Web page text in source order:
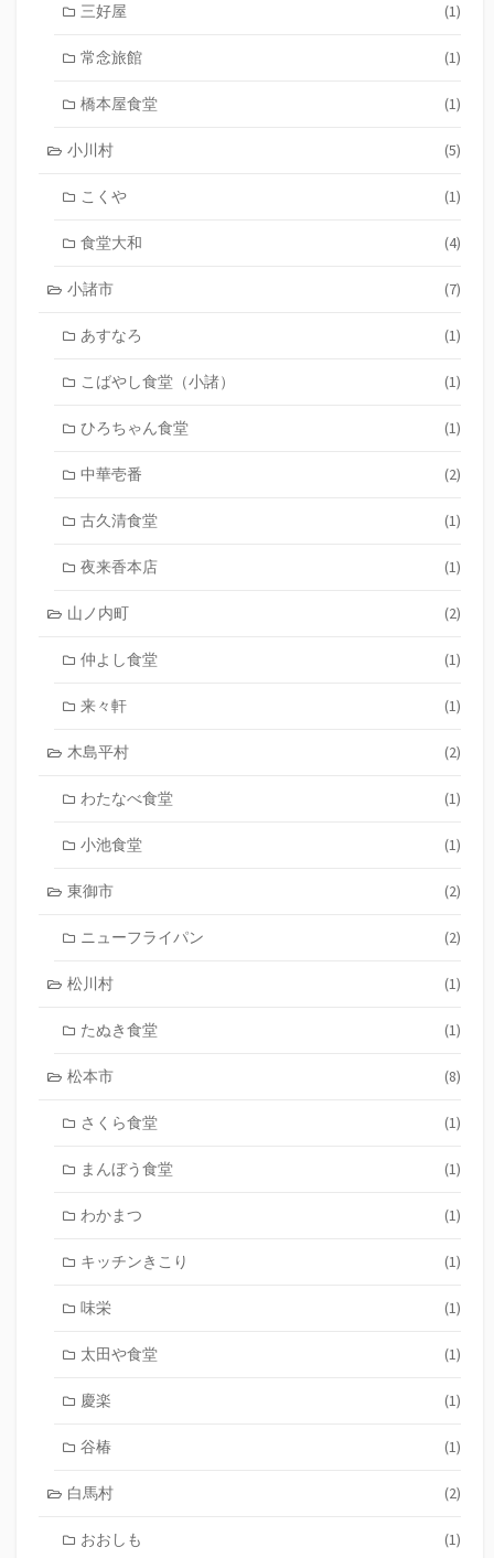
三好屋 (1)
常念旅館 (1)
橋本屋食堂 (1)
小川村 (5)
こくや (1)
食堂大和 (4)
小諸市 (7)
あすなろ (1)
こばやし食堂（小諸） (1)
ひろちゃん食堂 (1)
中華壱番 (2)
古久清食堂 (1)
夜来香本店 (1)
山ノ内町 (2)
仲よし食堂 (1)
来々軒 (1)
木島平村 (2)
わたなべ食堂 (1)
小池食堂 (1)
東御市 (2)
ニューフライパン (2)
松川村 (1)
たぬき食堂 (1)
松本市 (8)
さくら食堂 (1)
まんぼう食堂 (1)
わかまつ (1)
キッチンきこり (1)
味栄 (1)
太田や食堂 (1)
慶楽 (1)
谷椿 (1)
白馬村 (2)
おおしも (1)